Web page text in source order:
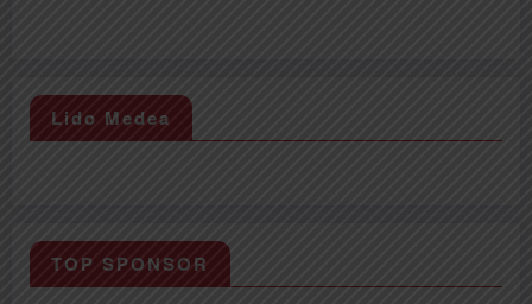
Lido Medea
TOP SPONSOR